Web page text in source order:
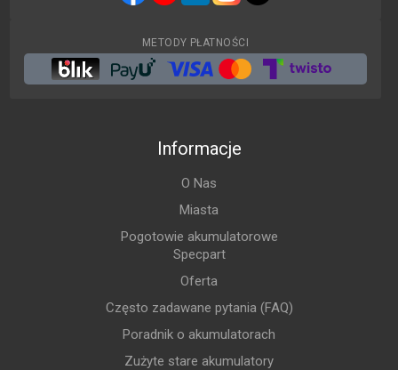
METODY PŁATNOŚCI
Informacje
O Nas
Miasta
Pogotowie akumulatorowe
Specpart
Oferta
Często zadawane pytania (FAQ)
Poradnik o akumulatorach
Zużyte stare akumulatory